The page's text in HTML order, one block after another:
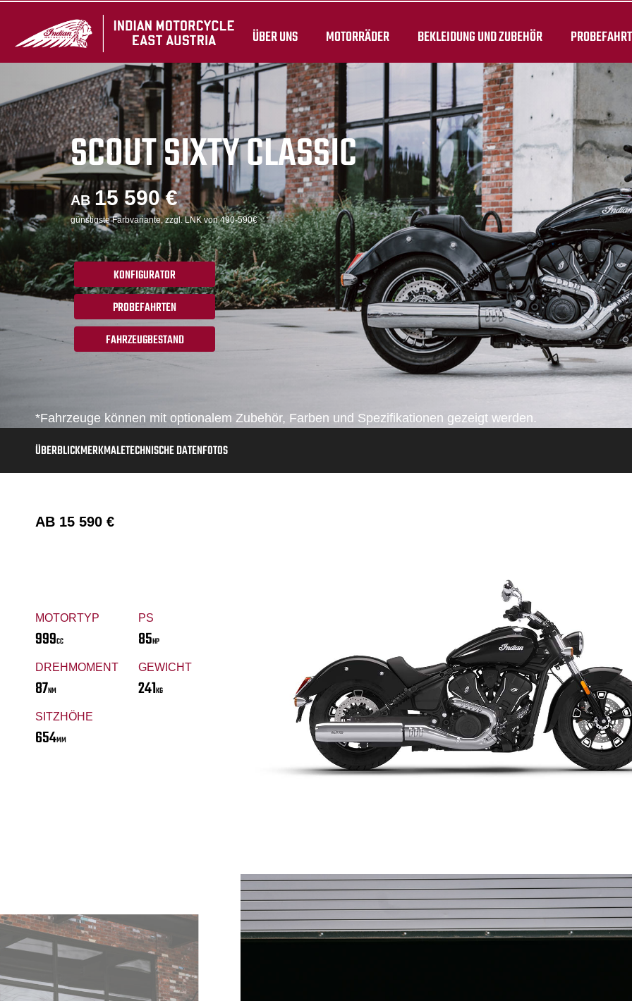
ÜBER UNS MOTORRÄDER BEKLEIDUNG UND ZUBEHÖR
SCOUT SIXTY CLASSIC
AB 15 590 €
günstigste Farbvariante, zzgl. LNK von 490-590€
KONFIGURATOR
PROBEFAHRTEN
FAHRZEUGBESTAND
*Fahrzeuge können mit optionalem Zubehör, Farben und Spezifikationen gezeigt werden.
ÜBERBLICKMERKMALETECHNISCHE DATENFOTOS
AB 15 590 €
MOTORTYP
999CC
PS
85HP
DREHMOMENT
87NM
GEWICHT
241KG
SITZHÖHE
654MM